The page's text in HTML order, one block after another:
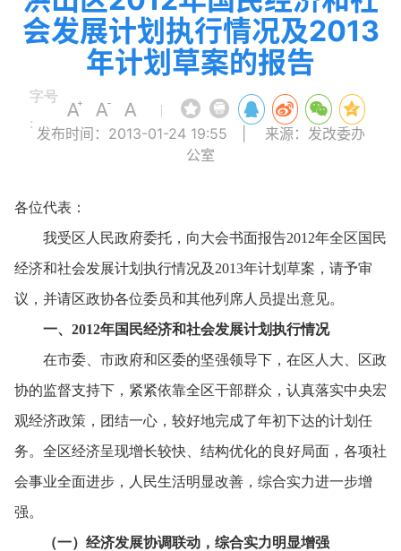
会发展计划执行情况及2013
年计划草案的报告
字号
:
|
发布时间：2013-01-24 19:55
来源：发改委办
公室
各位代表：
我受区人民政府委托， 向大会书面报告2012年全区国民
经济和社会发展计划执行情况及2013年计划草案， 请予审
议， 并请区政协各位委员和其他列席人员提出意见。
一、 2012年国民经济和社会发展计划执行情况
在市委、 市政府和区委的坚强领导下， 在区人大、
区政
协的监督支持下， 紧紧依靠全区干部群众， 认真落实中央宏
观经济政策， 团结一心， 较好地完成了年初下达的计划任
务。 全区经济呈现增长较快、 结构优化的良好局面， 各项社
会事业全面进步，
人民生活明显改善， 综合实力进一步增
强。
（一） 经济发展协调联动， 综合实力明显增强